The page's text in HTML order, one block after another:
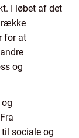
I løbet af det
række
for at
og
sociale og